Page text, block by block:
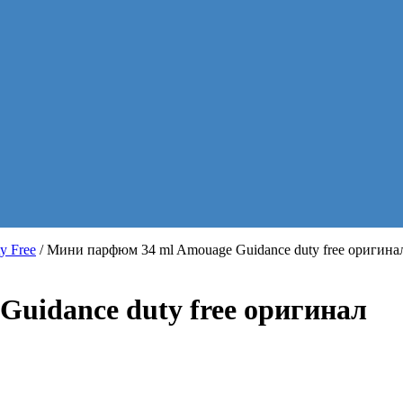
Free / Мини парфюм 34 ml Amouage Guidance duty free
duty free оригинал